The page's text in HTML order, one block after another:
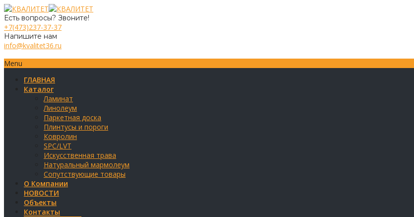
Есть вопросы? Звоните!
+7(473)237-37-37
Напишите нам
info@kvalitet36.ru
Menu
ГЛАВНАЯ
Каталог
Ламинат
Линолеум
Паркетная доска
Плинтусы и пороги
Ковролин
SPC/LVT
Искусственная трава
Натуральный мармолеум
Сопутствующие товары
О Компании
НОВОСТИ
Объекты
Контакты